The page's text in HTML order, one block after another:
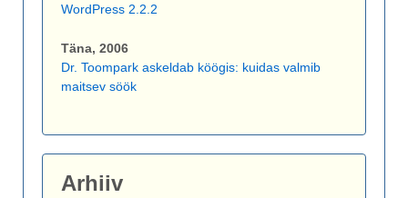
WordPress 2.2.2
Täna, 2006
Dr. Toompark askeldab köögis: kuidas valmib
maitsev söök
Arhiiv